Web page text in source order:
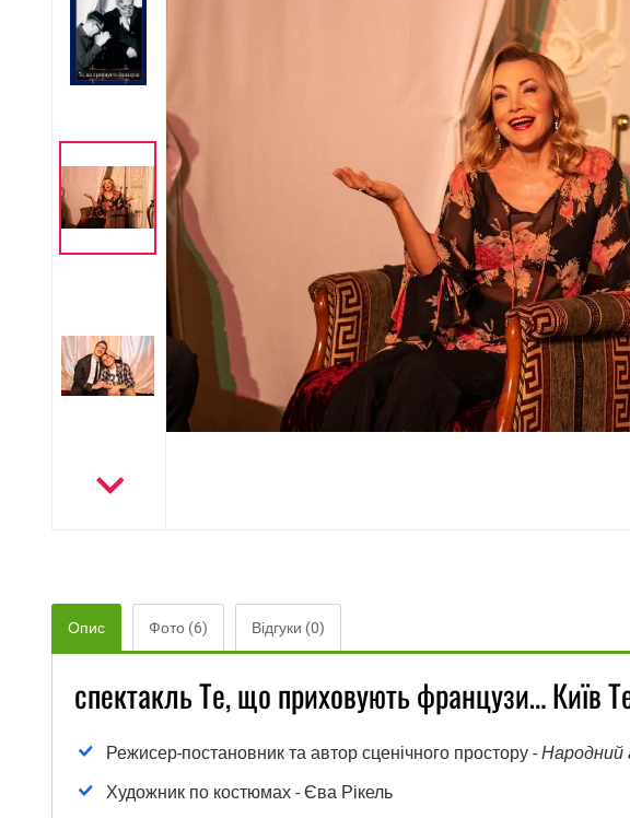
Опис Фото (6) Відгуки (0)
спектакль Те, що приховують французи… Київ
Режисер-постановник та автор сценічного простору - Народний
Художник по костюмах - Єва Рікель